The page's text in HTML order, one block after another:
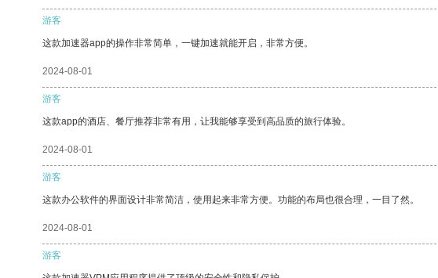
游客
这款加速器app的操作非常简单，一键加速就能开启，非常方便。
2024-08-01
游客
这款app的酒店、餐厅推荐非常有用，让我能够享受到高品质的旅行体验。
2024-08-01
游客
这款办公软件的界面设计非常简洁，使用起来非常方便。功能的布局也很合理，一目了然。
2024-08-01
游客